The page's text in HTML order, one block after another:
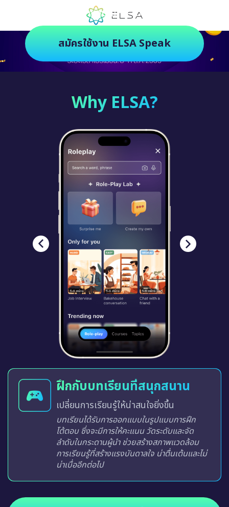
ตัวช่วยฝึกภาษายุคใหม่ ฝึกสนุกยิ่งกว่า
สมัครใช้งาน ELSA Speak
Why ELSA?
ฝึกกับบทเรียนที่สนุกสนาน
เปลี่ยนการเรียนรู้ให้น่าสนใจยิ่งขึ้น
บทเรียนได้รับการออกแบบในรูปแบบการฝึก
โต้ตอบ ซึ่งจะมีการให้คะแนน วัดระดับและจัด
ลำดับในกระดานผู้นำ ช่วยสร้างสภาพแวดล้อม
การเรียนรู้ที่สร้างแรงบันดาลใจ น่าตื่นเต้นและไม่
น่าเบื่ออีกต่อไป